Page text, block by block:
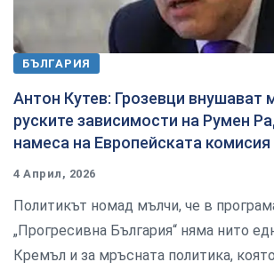
БЪЛГАРИЯ
Антон Кутев: Грозевци внушават
руските зависимости на Румен
намеса на Европейската комисия
4 Април, 2026
Политикът номад мълчи, че в
„Прогресивна България“ няма нито
Кремъл и за мръсната политика,